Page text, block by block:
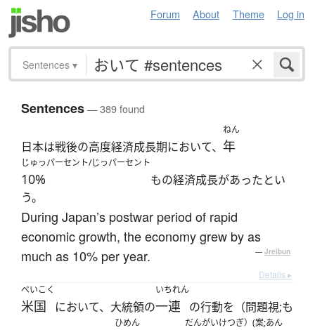
Forum About Theme Log in
Sentences ▾
Sentences— 389 found
日本は戦後の高度経済成長期において、
ねん
年
じゅっパーセント/じっパーセント
10%
もの経済成長があったとい
う。
During Japan’s postwar period of rapid
economic growth, the economy grew by as
much as 10% per year.
— Jreibun
Details ▸
べいこく
米国 において、大統領の
いちれん
一連 の行動を（問題視;も
ひめん だんがいけつぎ）(案;あん